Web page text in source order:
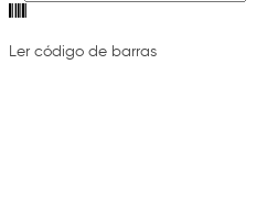
Ler código de barras